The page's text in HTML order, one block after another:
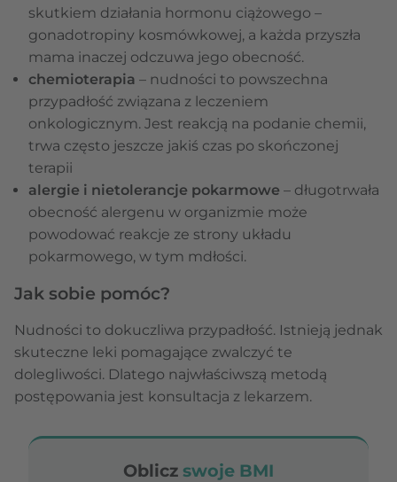
skutkiem działania hormonu ciążowego –
gonadotropiny kosmówkowej, a każda przyszła
mama inaczej odczuwa jego obecność.
chemioterapia – nudności to powszechna
przypadłość związana z leczeniem
onkologicznym. Jest reakcją na podanie chemii,
trwa często jeszcze jakiś czas po skończonej
terapii
alergie i nietolerancje pokarmowe – długotrwała
obecność alergenu w organizmie może
powodować reakcje ze strony układu
pokarmowego, w tym mdłości.
Jak sobie pomóc?
Nudności to dokuczliwa przypadłość. Istnieją jednak
skuteczne leki pomagające zwalczyć te
dolegliwości. Dlatego najwłaściwszą metodą
postępowania jest konsultacja z lekarzem.
Oblicz swoje BMI